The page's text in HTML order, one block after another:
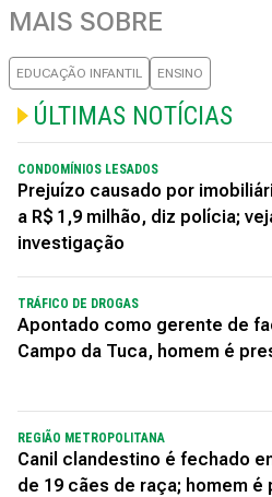
MAIS SOBRE
EDUCAÇÃO INFANTIL ENSINO
ÚLTIMAS NOTÍCIAS
CONDOMÍNIOS LESADOS
Prejuízo causado por
a R$ 1,9 milhão, diz polícia;
investigação
TRÁFICO DE DROGAS
Apontado como gerente de
Campo da Tuca, homem é
REGIÃO METROPOLITANA
Canil clandestino é fechado
de 19 cães de raça; homem é